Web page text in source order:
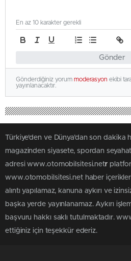
Gönder
En az 10 karakter gerekli
Gönderdiğiniz yorum moderasyon ekibi
yayınlanacaktır.
Türkiye'den ve Dünya’dan son dakika
magazinden siyasete, spordan
adresi www.otomobilsitesi.netr
www.otomobilsitesi.net haber
alıntı yapılamaz, kanuna aykırı ve
başka yerde yayınlanamaz. Aykırı
başvuru hakkı saklı tutulmaktadır.
ettiğiniz için teşekkür ederiz.